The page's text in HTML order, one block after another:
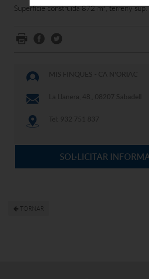
Superfície construïda 872 m², terreny
SOL·LICITAR
TORNAR